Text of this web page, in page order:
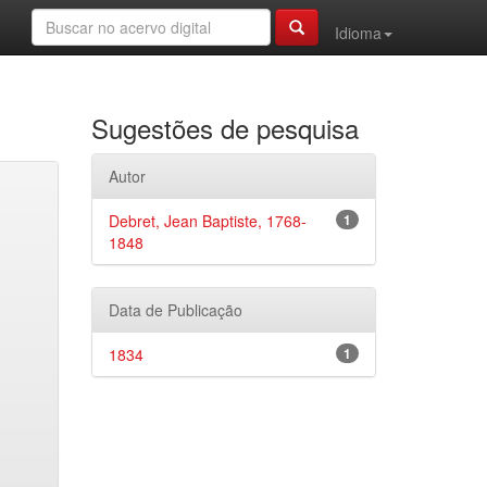
Idioma
Sugestões de pesquisa
Autor
1
Debret, Jean Baptiste, 1768-
1848
Data de Publicação
1
1834